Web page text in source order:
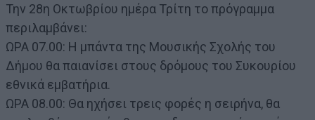
Την 28η Οκτωβρίου ημέρα Τρίτη το πρόγραμμα
περιλαμβάνει:
ΩΡΑ 07.00: Η μπάντα της Mουσικής Σχολής του
Δήμου θα παιανίσει στους δρόμους του Συκουρίου
εθνικά εμβατήρια.
ΩΡΑ 08.00: Θα ηχήσει τρεις φορές η σειρήνα, θα